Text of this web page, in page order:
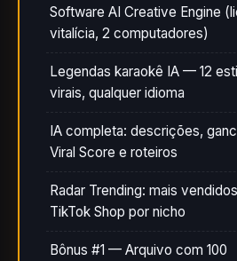
Software AI Creative Engine
vitalícia, 2 computadores)
Legendas karaokê IA — 12
virais, qualquer idioma
IA completa: descrições,
Viral Score e roteiros
Radar Trending: mais
TikTok Shop por nicho
Bônus #1 — Arquivo com 100